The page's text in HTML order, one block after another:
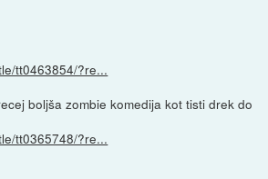
tt0463854/?re...
boljša zombie komedija kot tisti drek do
tt0365748/?re...